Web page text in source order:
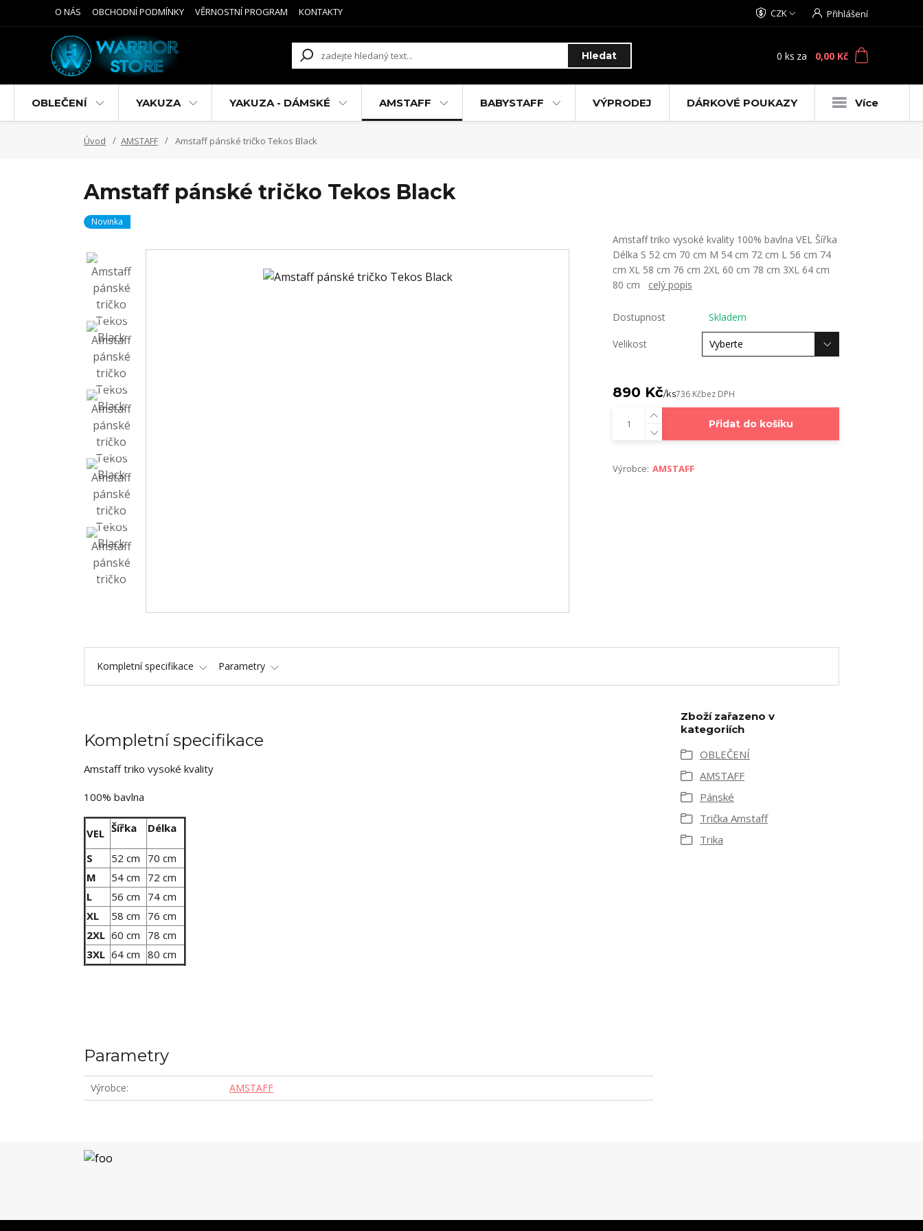
O NÁS OBCHODNÍ PODMÍNKY VĚRNOSTNÍ PROGRAM KONTAKTY CZK Přihlášení
Hledat 0 ks za 0,00 Kč
OBLEČENÍ YAKUZA YAKUZA - DÁMSKÉ AMSTAFF BABYSTAFF VÝPRODEJ DÁRKOVÉ POUKAZY Více
Úvod AMSTAFF Amstaff pánské tričko Tekos Black
Amstaff pánské tričko Tekos Black
Novinka
Amstaff triko vysoké kvality 100% bavlna VEL Šířka
Délka S 52 cm 70 cm M 54 cm 72 cm L 56 cm 74
cm XL 58 cm 76 cm 2XL 60 cm 78 cm 3XL 64 cm
80 cm celý popis
Dostupnost Skladem
Velikost
890 Kč/ks736 Kčbez DPH
Přidat do košíku
Výrobce: AMSTAFF
Kompletní specifikace Parametry
Kompletní specifikace
Amstaff triko vysoké kvality
100% bavlna
VEL Šířka Délka
S 52 cm
70 cm
M
54 cm
72 cm
L
56 cm
74 cm
XL
58 cm
76 cm
2XL 60 cm
78 cm
3XL 64 cm 80 cm
Parametry
Výrobce AMSTAFF
Zboží zařazeno v
kategoriích
OBLEČENÍ
AMSTAFF
Pánské
Trička Amstaff
Trika